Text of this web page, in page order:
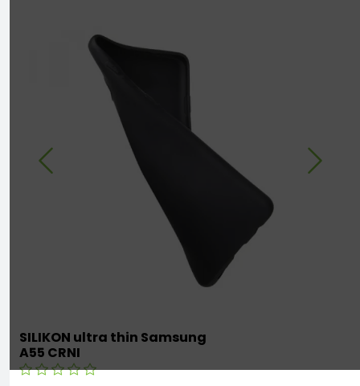
SILIKON ultra thin Samsung
A55 CRNI